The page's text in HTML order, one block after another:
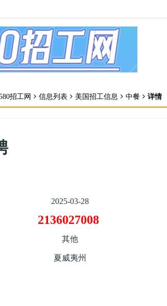
招工网 信息列表 美国招工信息 中餐 详情
2025-03-28
2136027008
其他
夏威夷州